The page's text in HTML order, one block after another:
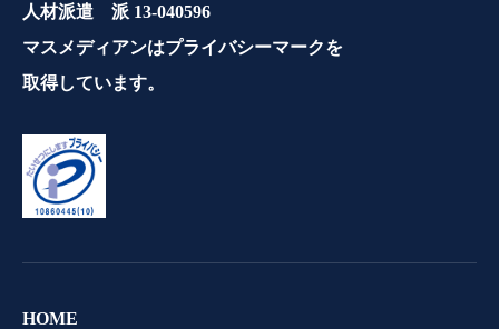
人材派遣 派 13-040596
マスメディアンはプライバシーマークを
取得しています。
HOME